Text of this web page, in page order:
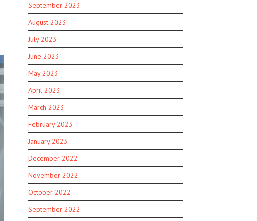
September 2023
August 2023
July 2023
June 2023
May 2023
April 2023
March 2023
February 2023
January 2023
December 2022
November 2022
October 2022
September 2022